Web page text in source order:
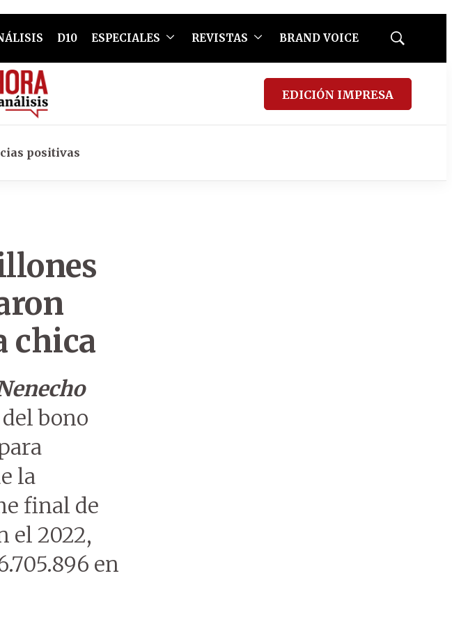
D10 ESPECIALES REVISTAS BRAND VOICE
Mostrar
EDICIÓN IMPRESA
positivas
chica
bono
la
final de
el 2022,
en